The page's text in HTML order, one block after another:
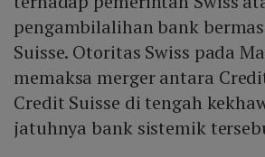
pengambilalihan bank
Suisse. Otoritas Swiss pada
memaksa merger antara
Credit Suisse di tengah
jatuhnya bank sistemik